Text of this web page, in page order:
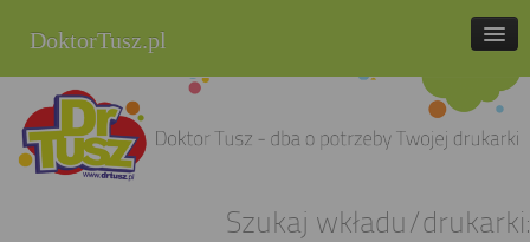
DoktorTusz.pl
tel. 857 337 337
Strona główna
Szukaj wkładu/drukarki: